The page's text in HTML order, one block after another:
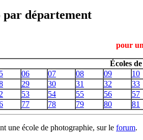
par département
pour
Écoles
06 07 08 09 10
29 30 31 32 33
53 54 55 56 57
77 78 79 80 81
une école de photographie, sur le forum.